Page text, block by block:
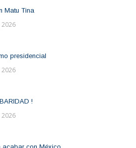
Matu Tina
2026
presidencial
2026
!
2026